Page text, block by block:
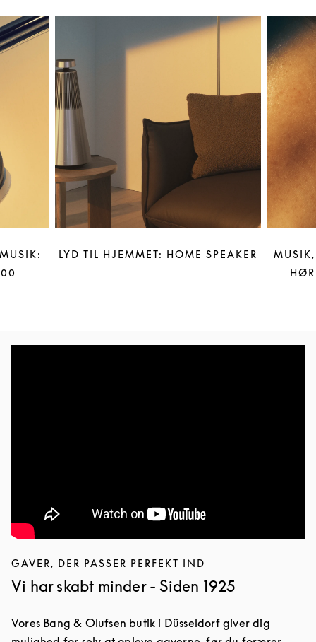
LYD TIL HJEMMET: HOME SPEAKER
GAVER, DER PASSER PERFEKT IND
Vi har skabt minder - Siden 1925
Vores Bang & Olufsen butik i Düsseldorf giver dig